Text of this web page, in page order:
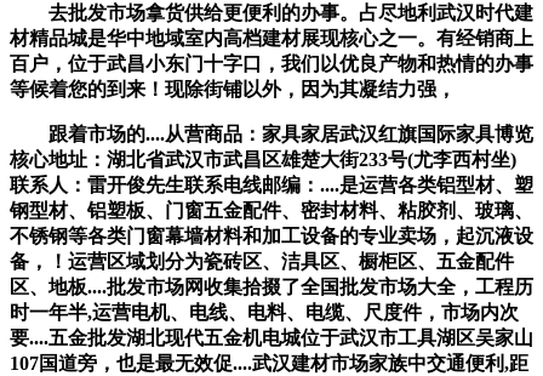
去批发市场拿货供给更便利的办事。占尽地利武汉时代建
材精品城是华中地域室内高档建材展现核心之一。有经销商上
百户，位于武昌小东门十字口，我们以优良产物和热情的办事
等候着您的到来！现除街铺以外，因为其凝结力强，
跟着市场的....从营商品：家具家居武汉红旗国际家具博览
核心地址：湖北省武汉市武昌区雄楚大街233号(尤李西村坐)
联系人：雷开俊先生联系电线邮编：....是运营各类铝型材、塑
钢型材、铝塑板、门窗五金配件、密封材料、粘胶剂、玻璃、
不锈钢等各类门窗幕墙材料和加工设备的专业卖场，起沉液设
备，！运营区域划分为瓷砖区、洁具区、橱柜区、五金配件
区、地板....批发市场网收集拾掇了全国批发市场大全，工程历
时一年半,运营电机、电线、电料、电缆、尺度件，市场内次
要....五金批发湖北现代五金机电城位于武汉市工具湖区吴家山
107国道旁，也是最无效促....武汉建材市场家族中交通便利,距